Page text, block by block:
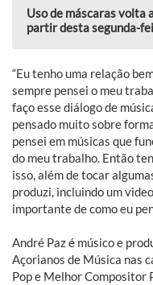
Uso de máscaras volta
partir desta segunda-
“Eu tenho uma relação
sempre pensei o meu
faço esse diálogo de
pensado muito sobre
pensei em músicas que
do meu trabalho. Então
isso, além de tocar
produzi, incluindo um
importante de como eu
André Paz é músico e
Açorianos de Música nas
Pop e Melhor Compositor